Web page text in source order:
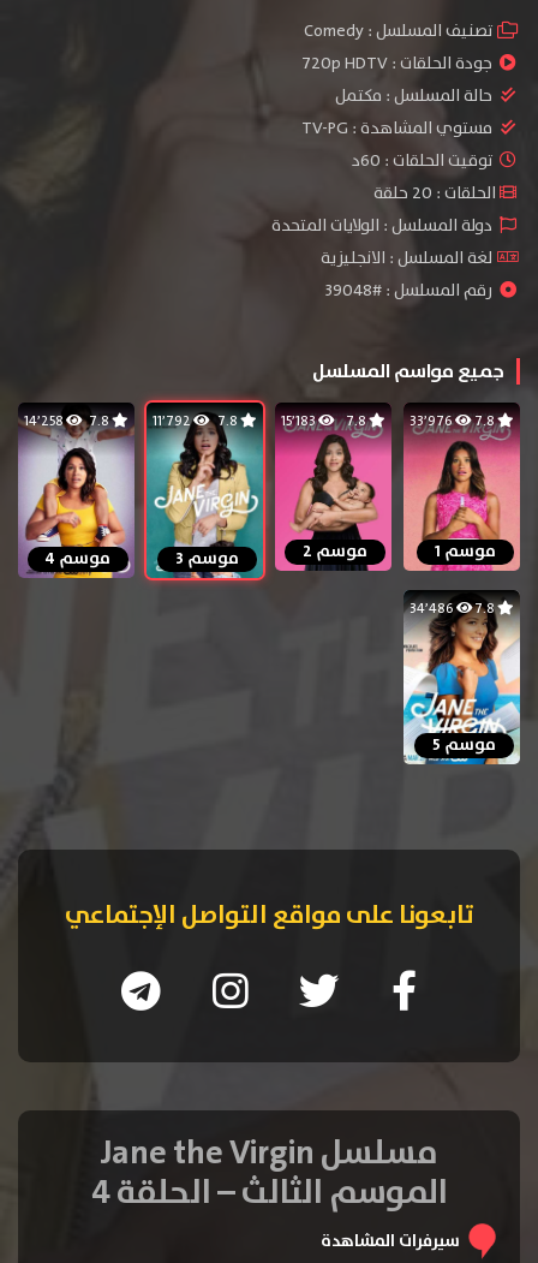
تصنيف المسلسل :Comedy
جودة الحلقات :720p HDTV
حالة المسلسل : مكتمل
مستوي المشاهدة : TV-PG
توقيت الحلقات : 60د
الحلقات : 20 حلقة
دولة المسلسل : الولايات المتحدة
لغة المسلسل : الانجليزية
رقم المسلسل : #39048
جميع مواسم المسلسل
7.8 33٬976
موسم 1
7.8 15٬183
موسم 2
7.8 11٬792
موسم 3
7.8 14٬258
موسم 4
7.8
موسم 5
تابعونا على مواقع التواصل الإجتماعي
مسلسل Jane the Virgin
الموسم الثالث – الحلقة 4
سيرفرات المشاهدة